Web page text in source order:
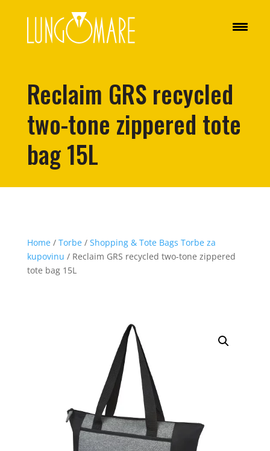
Reclaim GRS recycled
two-tone zippered tote
bag 15L
Home/ Torbe/ Shopping & Tote Bags Torbe za
kupovinu / Reclaim GRS recycled two-tone zippered
tote bag 15L